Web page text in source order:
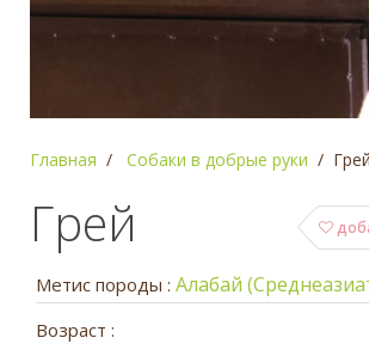
Главная Собаки в добрые руки Грей
Грей
Метис породы : Алабай
Возраст :